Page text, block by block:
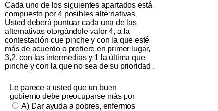
Cada uno de los siguientes apartados está
compuesto por 4 posibles alternativas.
Usted deberá puntuar cada una de las
alternativas otorgándole valor 4, a la
contestación que pinche y con la que esté
más de acuerdo o prefiere en primer lugar,
3,2, con las intermedias y 1 la última que
pinche y con la que no sea de su prioridad .
Le parece a usted que un buen
gobierno debe preocuparse más por
A) Dar ayuda a pobres, enfermos